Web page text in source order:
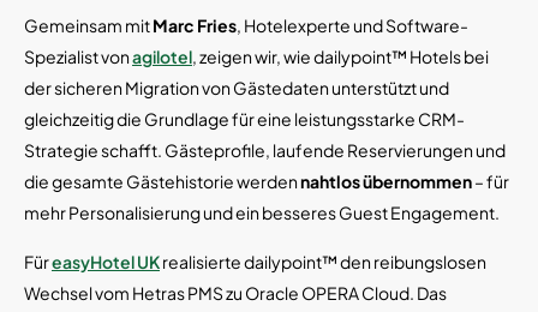
Gemeinsam mitMarc Fries, Hotelexperte und Software-
Spezialist vonagilotel, zeigen wir, wie dailypoint™ Hotels bei
der sicheren Migration von Gästedaten unterstützt und
gleichzeitig die Grundlage für eine leistungsstarke CRM-
Strategie schafft. Gästeprofile, laufende Reservierungen und
die gesamte Gästehistorie werdennahtlos übernommen– für
mehr Personalisierung und ein besseres Guest Engagement.
FüreasyHotel UKrealisierte dailypoint™ den reibungslosen
Wechsel vom Hetras PMS zu Oracle OPERA Cloud. Das